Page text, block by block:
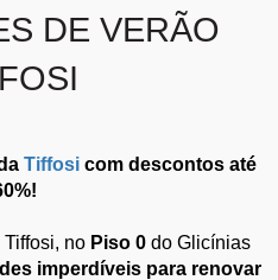
DE VERÃO
Tiffosicom descontos até
no Piso 0do Glicínias
imperdíveis para renovar